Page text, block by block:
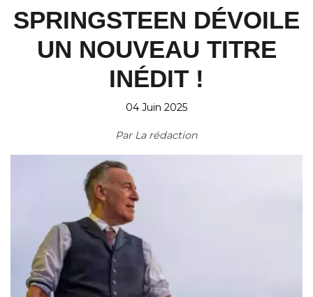
SPRINGSTEEN DÉVOILE
UN NOUVEAU TITRE
INÉDIT !
04 Juin 2025
Par La rédaction